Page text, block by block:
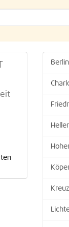
Berlin